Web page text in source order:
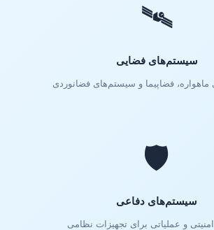
🛰️
سیستم‌های فضایی
ماهواره، فضاپیما و سیستم‌های فضانوردی
🛡️
سیستم‌های دفاعی
امنیتی و عملیاتی برای تجهیزات نظامی